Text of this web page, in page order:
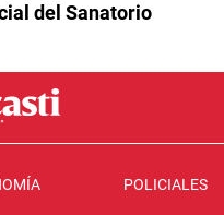
del Sanatorio
POLICIALES